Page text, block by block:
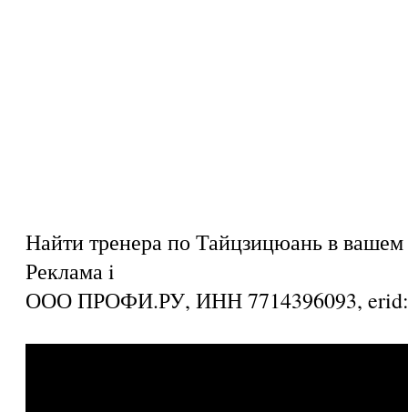
Найти тренера по Тайцзицюань в вашем
Рекламаi
ООО ПРОФИ.РУ, ИНН 7714396093,